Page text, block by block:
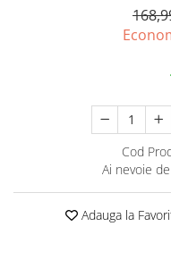
Mobila Living & Dining
Organizare si depozitare
Scule electrice si unelte
Silicon, spume si solutii
Textile si covoare
Uscatoare rufe
Utilaje si materiale de
Cod
Ai nevoie
Adauga la